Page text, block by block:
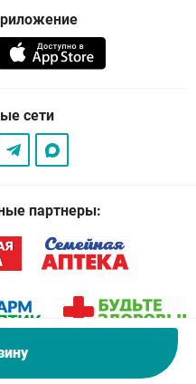
сети
партнеры: